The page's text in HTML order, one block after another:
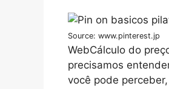
Source: www.pinterest.jp
WebCálculo do
precisamos
você pode